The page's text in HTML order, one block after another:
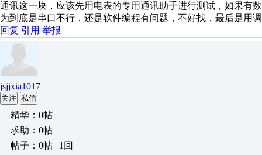
通讯这一块，应该先用电表的专用通讯助手进行测试，如果有
为到底是串口不行，还是软件编程有问题，不好找，最后是用
回复 引用 举报
jsjjxia1017
关注 私信
精华：0帖
求助：0帖
帖子：0帖 | 1回